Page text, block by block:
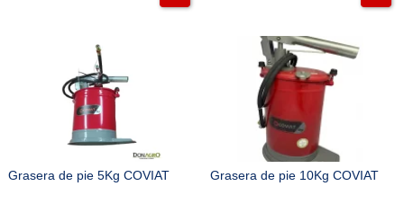
Grasera de pie 5Kg COVIAT Grasera de pie 10Kg COVIAT